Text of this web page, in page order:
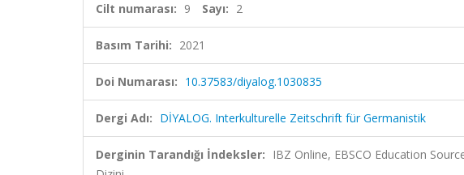
Cilt numarası: 9 Sayı: 2
Basım Tarihi: 2021
Doi Numarası: 10.37583/diyalog.1030835
Dergi Adı: DİYALOG. Interkulturelle Zeitschrift für Germanistik
Derginin Tarandığı İndeksler: IBZ Online, EBSCO Education